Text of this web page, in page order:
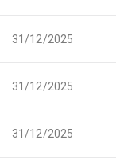
31/12/2025
31/12/2025
31/12/2025